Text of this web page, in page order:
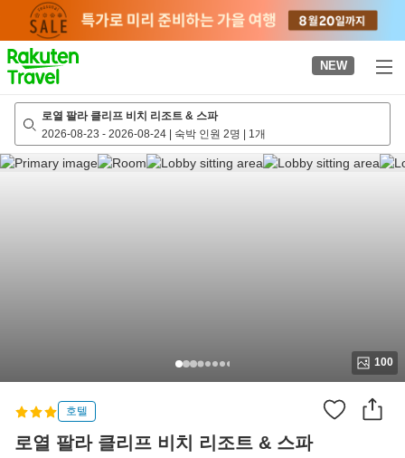
page
NEW
로열 팔라 클리프 비치 리조트 & 스파
2026-08-23 - 2026-08-24 | 숙박 인원 2명 | 1개
100
호텔
로열 팔라 클리프 비치 리조트 & 스파